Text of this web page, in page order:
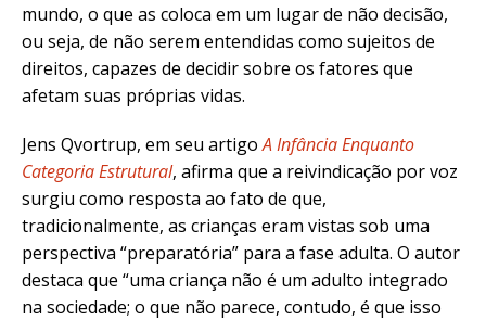
mundo, o que as coloca em um lugar de não decisão,
ou seja, de não serem entendidas como sujeitos de
direitos, capazes de decidir sobre os fatores que
afetam suas próprias vidas.
Jens Qvortrup, em seu artigoA Infância Enquanto
Categoria Estrutural, afirma que a reivindicação por voz
surgiu como resposta ao fato de que,
tradicionalmente, as crianças eram vistas sob uma
perspectiva “preparatória” para a fase adulta. O autor
destaca que “uma criança não é um adulto integrado
na sociedade; o que não parece, contudo, é que isso